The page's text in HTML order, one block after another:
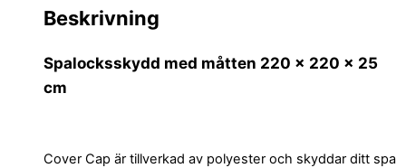
Beskrivning
Spalocksskydd med måtten 220 x 220 x 25
cm
Cover Cap är tillverkad av polyester och skyddar ditt spa